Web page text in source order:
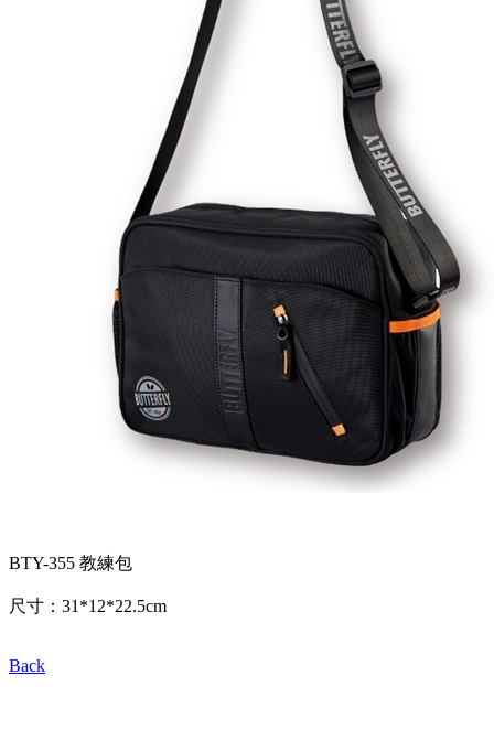
BTY-355 教練包
尺寸：31*12*22.5cm
Back